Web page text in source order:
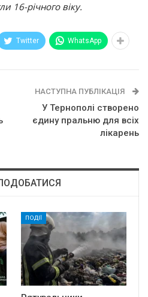
16-річного віку.
Twitter WhatsApp
НАСТУПНА ПУБЛІКАЦІЯ
У Тернополі створено
єдину пральню для всіх
лікарень
ПОДІЇ